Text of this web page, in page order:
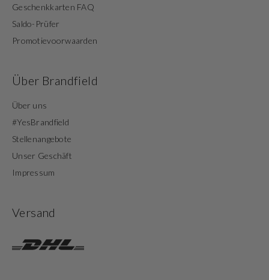
Geschenkkarten FAQ
Saldo-Prüfer
Promotievoorwaarden
Über Brandfield
Über uns
#YesBrandfield
Stellenangebote
Unser Geschäft
Impressum
Versand